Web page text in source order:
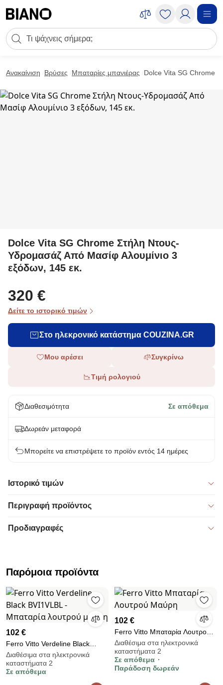
Πεδίο αναζήτησης
Ανακαίνιση Βρύσες Μπαταρίες μπανιέρας Dolce Vita SG Chrome
Dolce Vita SG Chrome Στήλη Nτους-
Υδρομασάζ Από Mασίφ Αλουμίνιο 3
εξόδων, 145 εκ.
320 €
Δείτε το ιστορικό τιμών
Στο ηλεκρονικό κατάστημα COUZINA.GR
Μου αρέσει Συγκρίνω
Τιμή ρολογιού
Διαθεσιμότητα Σε απόθεμα
Δωρεάν μεταφορά
Μπορείτε να επιστρέψετε το προϊόν εντός 14 ημέρες
Ιστορικό τιμών
Περιγραφή προϊόντος
Προδιαγραφές
Παρόμοια προϊόντα
102 €
Ferro Vitto Verdeline Black
BVI1VLBL - Μπαταρία λουτρού
μαύρη
Διαθέσιμα στα ηλεκτρονικά
καταστήματα 2
Σε απόθεμα
102 €
Ferro Vitto Μπαταρία Λουτρού
Μαύρη
Διαθέσιμα στα ηλεκτρονικά
καταστήματα 2
Σε απόθεμα
Παράδοση δωρεάν